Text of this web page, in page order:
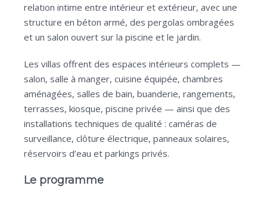
relation intime entre intérieur et extérieur, avec une
structure en béton armé, des pergolas ombragées
et un salon ouvert sur la piscine et le jardin.
Les villas offrent des espaces intérieurs complets —
salon, salle à manger, cuisine équipée, chambres
aménagées, salles de bain, buanderie, rangements,
terrasses, kiosque, piscine privée — ainsi que des
installations techniques de qualité : caméras de
surveillance, clôture électrique, panneaux solaires,
réservoirs d’eau et parkings privés.
Le programme